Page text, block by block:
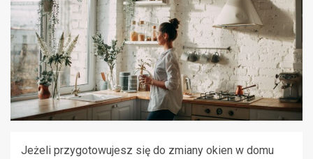
Jeżeli przygotowujesz się do zmiany okien w domu